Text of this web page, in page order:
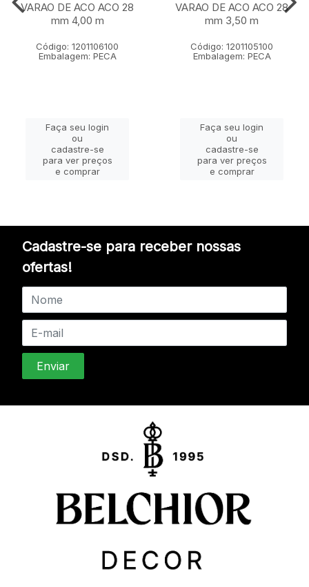
VARAO DE ACO ACO 28
mm 4,00 m
Código: 1201106100
Embalagem: PECA
Faça seu login
ou
cadastre-se
para ver preços
e comprar
VARAO DE ACO ACO 28
mm 3,50 m
Código: 1201105100
Embalagem: PECA
Faça seu login
ou
cadastre-se
para ver preços
e comprar
Cadastre-se para receber nossas
ofertas!